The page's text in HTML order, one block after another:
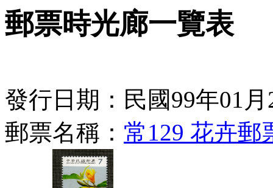
郵票時光廊一覽表
發行日期：民國99年01月
郵票名稱： 常129 花卉郵